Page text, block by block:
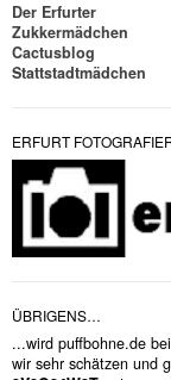
Der Erfurter
Zukkermädchen
Cactusblog
Stattstadtmädchen
ERFURT
ÜBRIGENS…
...wird puffbohne.de
wir sehr schätzen und